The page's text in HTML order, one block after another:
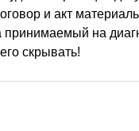
и акт
принимаемый на
скрывать!